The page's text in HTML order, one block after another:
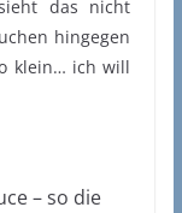
das nicht
hingegen
klein… ich will
– so die